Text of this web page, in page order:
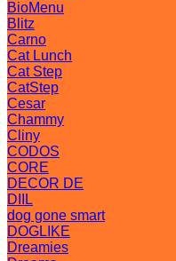
BioMenu
Blitz
Carno
Cat Lunch
Cat Step
CatStep
Cesar
Chammy
Cliny
CODOS
CORE
DECOR DE
DIIL
dog gone smart
DOGLIKE
Dreamies